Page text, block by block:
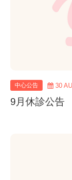
中心公告 30
9月休診公告